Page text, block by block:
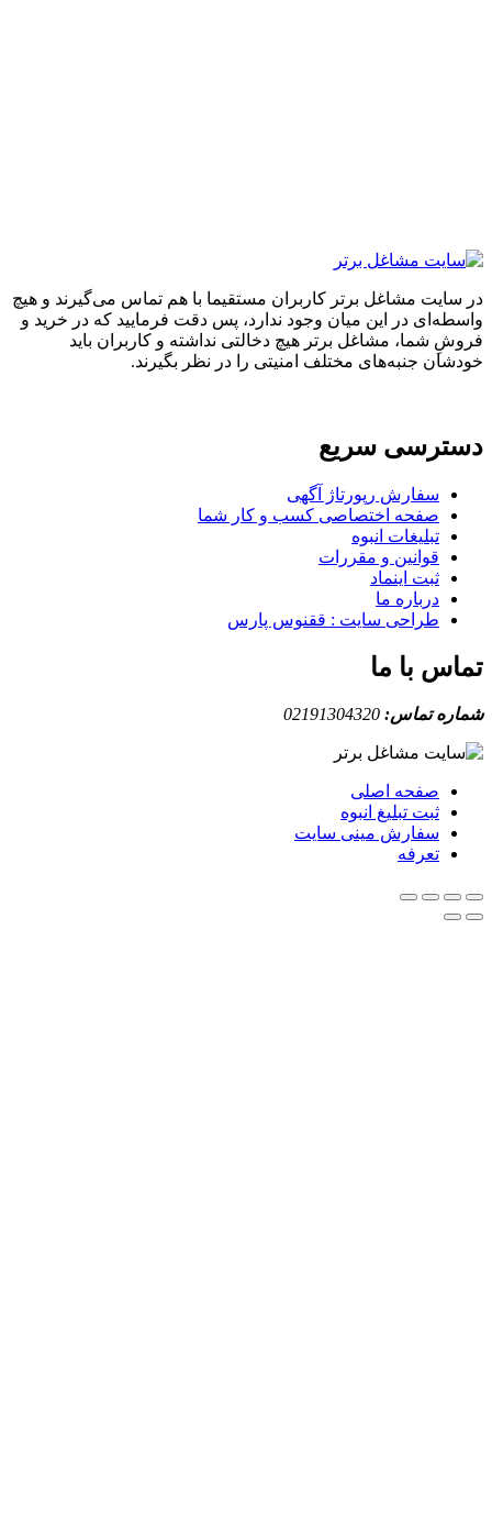
مشاغل برتر کاربران مستقیما با هم تماس می‌گیرند و هیچ
در این میان وجود ندارد، پس دقت فرمایید که در خرید و
شما، مشاغل برتر هیچ دخالتی نداشته و کاربران باید
جنبه‌های مختلف امنیتی را در نظر بگیرند.
سریع
سفارش رپورتاژ آگهی
صفحه اختصاصی کسب و کار شما
تبلیغات انبوه
قوانین و مقررات
ثبت اینماد
درباره ما
طراحی سایت : ققنوس پارس
با ما
تماس:02191304320
صفحه اصلی
ثبت تبلیغ انبوه
سفارش مینی سایت
تعرفه